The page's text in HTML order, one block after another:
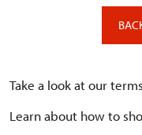
Take a look at our
Learn about how to